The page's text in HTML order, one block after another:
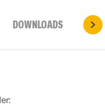
DOWNLOADS